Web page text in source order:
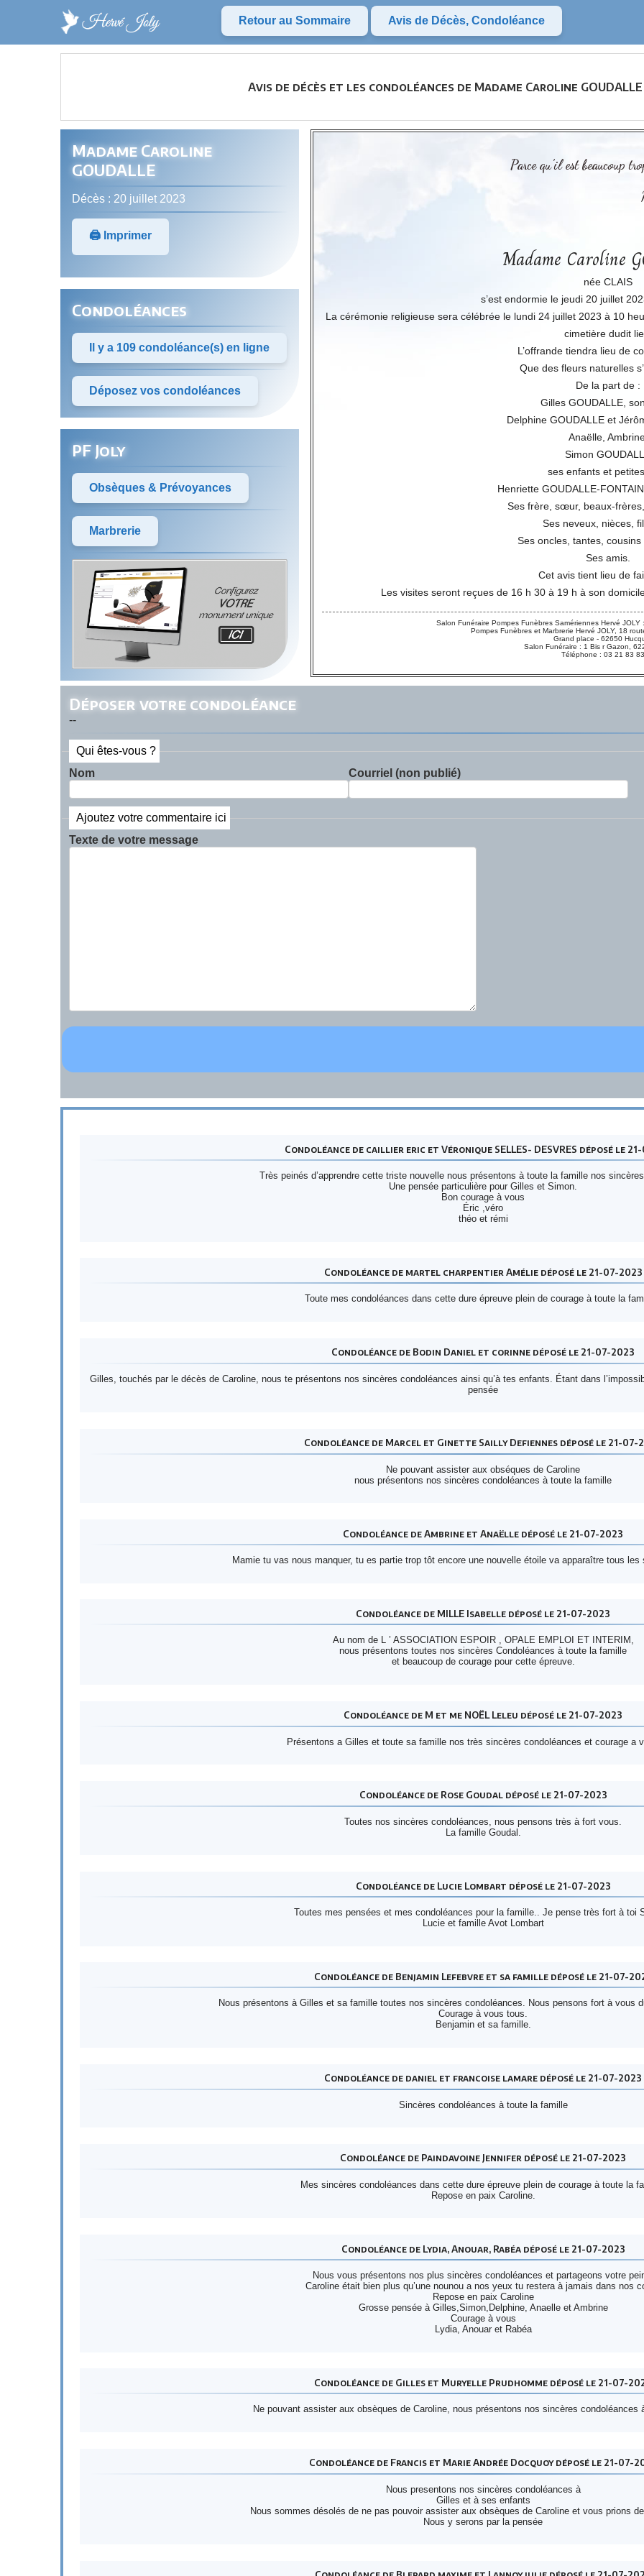
Retour au Sommaire Avis de Décès, Condoléance
Avis de décès et les condoléances de Madame Caroline
Madame Caroline
GOUDALLE
Décès : 20 juillet 2023
🖨️ Imprimer
Condoléances
Il y a 109 condoléance(s) en ligne
Déposez vos condoléances
PF Joly
Obsèques & Prévoyances
Marbrerie
Parce qu’il est beaucoup
Madame Caroline
née CLAIS
s’est endormie le jeudi 20 juillet
La cérémonie religieuse sera célébrée le lundi 24 juillet 2023 à 10
cimetière dudit
L’offrande tiendra lieu de
Que des fleurs naturelles
De la part de :
Gilles GOUDALLE,
Delphine GOUDALLE et
Anaëlle,
Simon
ses enfants et
Henriette GOUDALLE-
Ses frère, sœur, beaux-
Ses neveux, nièces,
Ses oncles, tantes, cousins
Ses amis.
Cet avis tient lieu de
Les visites seront reçues de 16 h 30 à 19 h à son
Salon Funéraire Pompes Funèbres Samériennes Hervé
Pompes Funèbres et Marbrerie Hervé JOLY, 18
Grand place - 62650
Salon Funéraire : 1 Bis r Gazon,
Téléphone : 03 21 83
Déposer votre condoléance
--
Qui êtes-vous ?
Nom
Courriel (non publié)
Ajoutez votre commentaire ici
Texte de votre message
Condoléance de caillier eric et Véronique SELLES- DESVRES déposé le
Très peinés d’apprendre cette triste nouvelle nous présentons à toute la famille nos
Une pensée particulière pour Gilles et Simon.
Bon courage à vous
Éric ,véro
théo et rémi
Condoléance de martel charpentier Amélie déposé le 21-07-2023
Toute mes condoléances dans cette dure épreuve plein de courage à toute la
Condoléance de Bodin Daniel et corinne déposé le 21-07-2023
Gilles, touchés par le décès de Caroline, nous te présentons nos sincères condoléances ainsi qu’à tes enfants. Étant dans
pensée
Condoléance de Marcel et Ginette Sailly Defiennes déposé le 21-07-
Ne pouvant assister aux obséques de Caroline
nous présentons nos sincères condoléances à toute la famille
Condoléance de Ambrine et Anaëlle déposé le 21-07-2023
Mamie tu vas nous manquer, tu es partie trop tôt encore une nouvelle étoile va apparaître tous les
Condoléance de MILLE Isabelle déposé le 21-07-2023
Au nom de L ’ ASSOCIATION ESPOIR , OPALE EMPLOI ET INTERIM,
nous présentons toutes nos sincères Condoléances à toute la famille
et beaucoup de courage pour cette épreuve.
Condoléance de M et me NOËL Leleu déposé le 21-07-2023
Présentons a Gilles et toute sa famille nos très sincères condoléances et courage a
Condoléance de Rose Goudal déposé le 21-07-2023
Toutes nos sincères condoléances, nous pensons très à fort vous.
La famille Goudal.
Condoléance de Lucie Lombart déposé le 21-07-2023
Toutes mes pensées et mes condoléances pour la famille.. Je pense très fort à toi
Lucie et famille Avot Lombart
Condoléance de Benjamin Lefebvre et sa famille déposé le 21-07-
Nous présentons à Gilles et sa famille toutes nos sincères condoléances. Nous pensons fort à vous
Courage à vous tous.
Benjamin et sa famille.
Condoléance de daniel et francoise lamare déposé le 21-07-2023
Sincères condoléances à toute la famille
Condoléance de Paindavoine Jennifer déposé le 21-07-2023
Mes sincères condoléances dans cette dure épreuve plein de courage à toute la
Repose en paix Caroline.
Condoléance de Lydia, Anouar, Rabéa déposé le 21-07-2023
Nous vous présentons nos plus sincères condoléances et partageons votre
Caroline était bien plus qu’une nounou a nos yeux tu restera à jamais dans nos
Repose en paix Caroline
Grosse pensée à Gilles,Simon,Delphine, Anaelle et Ambrine
Courage à vous
Lydia, Anouar et Rabéa
Condoléance de Gilles et Muryelle Prudhomme déposé le 21-07-
Ne pouvant assister aux obsèques de Caroline, nous présentons nos sincères condoléances
Condoléance de Francis et Marie Andrée Docquoy déposé le 21-07-
Nous presentons nos sincères condoléances à
Gilles et à ses enfants
Nous sommes désolés de ne pas pouvoir assister aux obsèques de Caroline et vous prions
Nous y serons par la pensée